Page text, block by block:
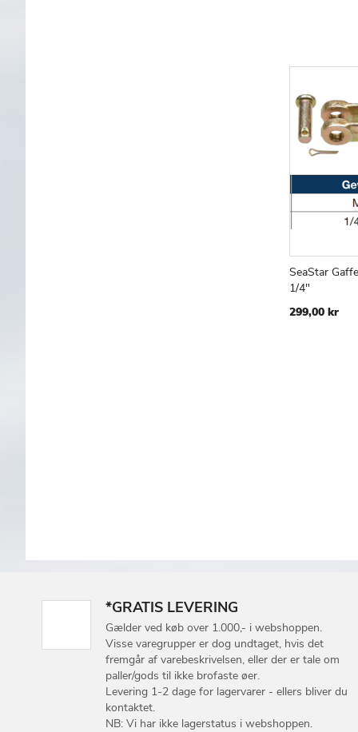
SeaStar
1/4"
299,00 kr
*GRATIS LEVERING
Gælder ved køb over 1.000,- i webshoppen.
Visse varegrupper er dog undtaget, hvis det
fremgår af varebeskrivelsen, eller der er tale om
paller/gods til ikke brofaste øer.
Levering 1-2 dage for lagervarer - ellers bliver du
kontaktet.
NB: Vi har ikke lagerstatus i webshoppen.